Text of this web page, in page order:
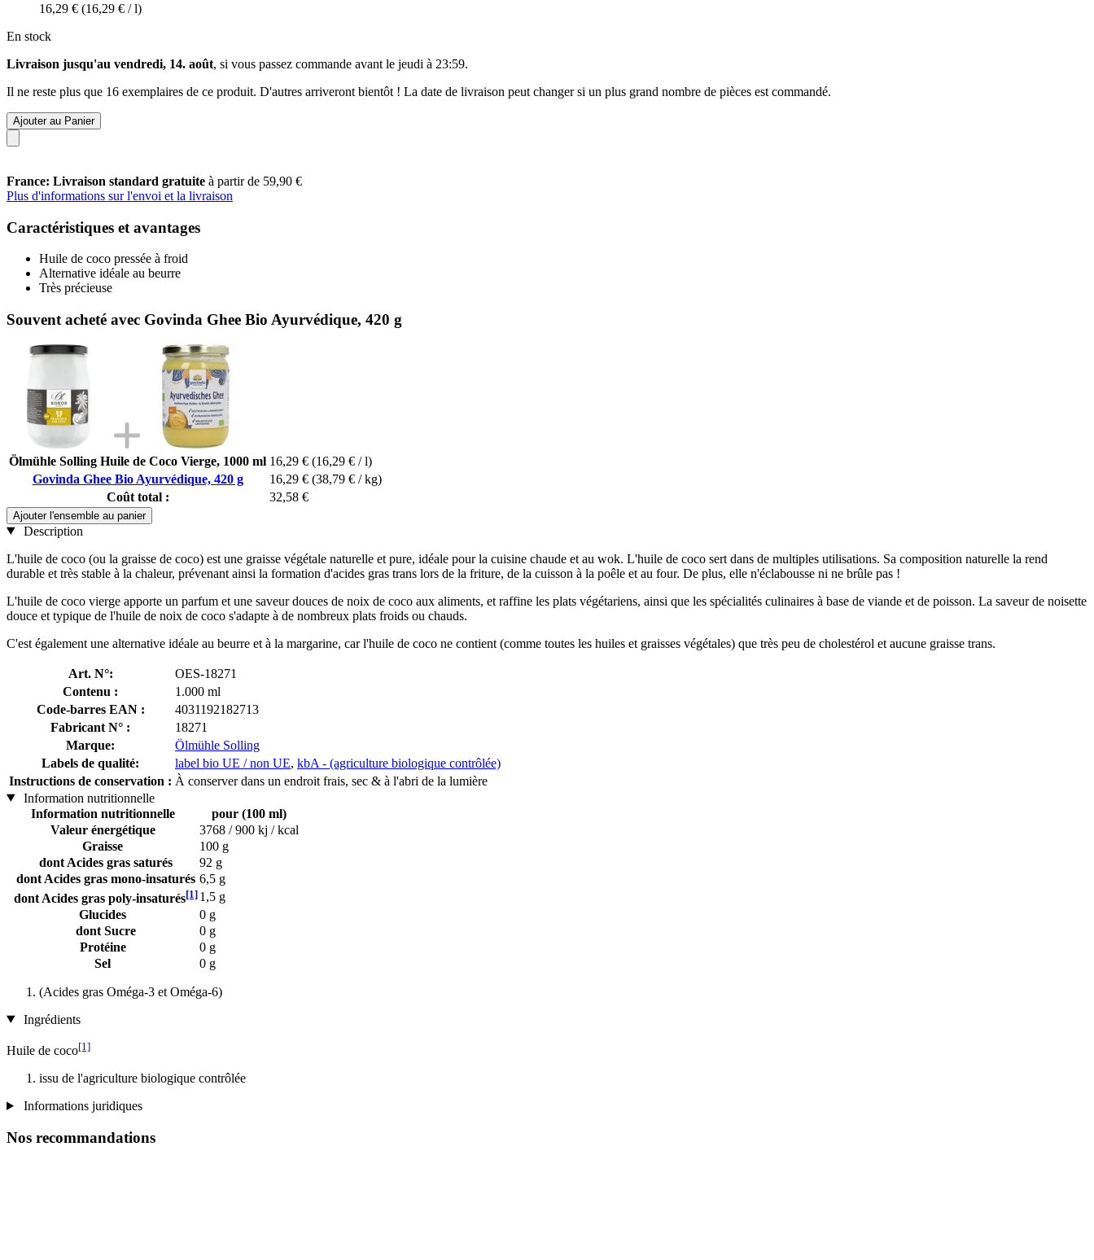
16,29 € (16,29 € / l)
En stock
Livraison jusqu'au vendredi, 14. août, si vous passez commande avant le jeudi à 23:59.
Il ne reste plus que 16 exemplaires de ce produit. D'autres arriveront bientôt ! La date de livraison peut changer si un plus grand nombre de pièces est commandé.
Ajouter au Panier
France: Livraison standard gratuite à partir de 59,90 €
Plus d'informations sur l'envoi et la livraison
Caractéristiques et avantages
Huile de coco pressée à froid
Alternative idéale au beurre
Très précieuse
Souvent acheté avec Govinda Ghee Bio Ayurvédique, 420 g
Ölmühle Solling Huile de Coco Vierge, 1000 ml 16,29 € (16,29 € / l)
Govinda Ghee Bio Ayurvédique, 420 g
16,29 € (38,79 € / kg)
Coût total :
32,58 €
Ajouter l'ensemble au panier
Description
L'huile de coco (ou la graisse de coco) est une graisse végétale naturelle et pure, idéale pour la cuisine chaude et au wok. L'huile de coco sert dans de multiples utilisations. Sa composition naturelle la rend
durable et très stable à la chaleur, prévenant ainsi la formation d'acides gras trans lors de la friture, de la cuisson à la poêle et au four. De plus, elle n'éclabousse ni ne brûle pas !
L'huile de coco vierge apporte un parfum et une saveur douces de noix de coco aux aliments, et raffine les plats végétariens, ainsi que les spécialités culinaires à base de viande et de poisson. La saveur de noisette
douce et typique de l'huile de noix de coco s'adapte à de nombreux plats froids ou chauds.
C'est également une alternative idéale au beurre et à la margarine, car l'huile de coco ne contient (comme toutes les huiles et graisses végétales) que très peu de cholestérol et aucune graisse trans.
Art. N°:
OES-18271
Contenu :
1.000 ml
Code-barres EAN :
4031192182713
Fabricant N° :
18271
Marque:
Ölmühle Solling
Labels de qualité:
label bio UE / non UE, kbA - (agriculture biologique contrôlée)
Instructions de conservation : À conserver dans un endroit frais, sec & à l'abri de la lumière
Information nutritionnelle
Information nutritionnelle
pour (100 ml)
Valeur énergétique
3768 / 900 kj / kcal
Graisse
100 g
dont Acides gras saturés
92 g
dont Acides gras mono-insaturés 6,5 g
dont Acides gras poly-insaturés[1] 1,5 g
Glucides
0 g
dont Sucre
0 g
Protéine
0 g
Sel
0 g
(Acides gras Oméga-3 et Oméga-6)
Ingrédients
Huile de coco[1]
issu de l'agriculture biologique contrôlée
Informations juridiques
Nos recommandations